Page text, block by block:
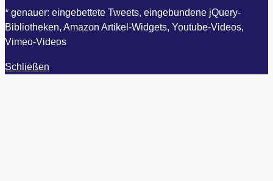
* genauer: eingebettete Tweets, eingebundene jQuery-
Bibliotheken, Amazon Artikel-Widgets, Youtube-Videos,
Vimeo-Videos
Schließen